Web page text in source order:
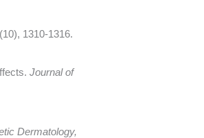
(10), 1310-1316.
Journal of
Dermatology,